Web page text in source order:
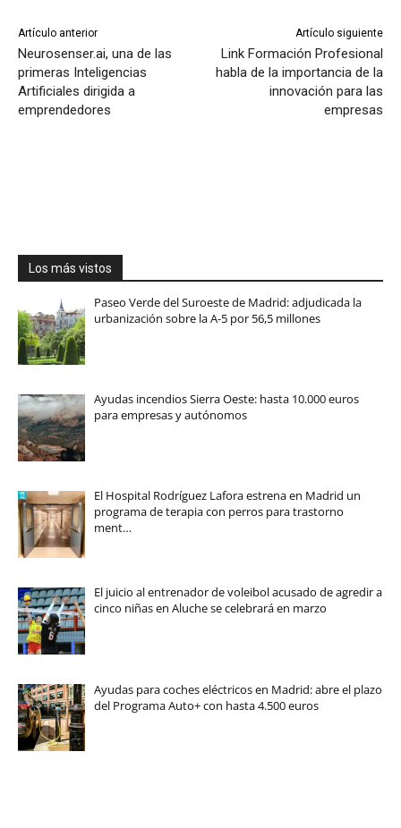
Artículo anterior
Neurosenser.ai, una de las
primeras Inteligencias
Artificiales dirigida a
emprendedores
Artículo siguiente
Link Formación Profesional
habla de la importancia de la
innovación para las
empresas
Los más vistos
Paseo Verde del Suroeste de Madrid: adjudicada la
urbanización sobre la A-5 por 56,5 millones
Ayudas incendios Sierra Oeste: hasta 10.000 euros
para empresas y autónomos
El Hospital Rodríguez Lafora estrena en Madrid un
programa de terapia con perros para trastorno
ment…
El juicio al entrenador de voleibol acusado de agredir a
cinco niñas en Aluche se celebrará en marzo
Ayudas para coches eléctricos en Madrid: abre el plazo
del Programa Auto+ con hasta 4.500 euros